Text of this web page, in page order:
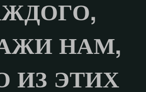
НАМ,
ИЗ ЭТИХ